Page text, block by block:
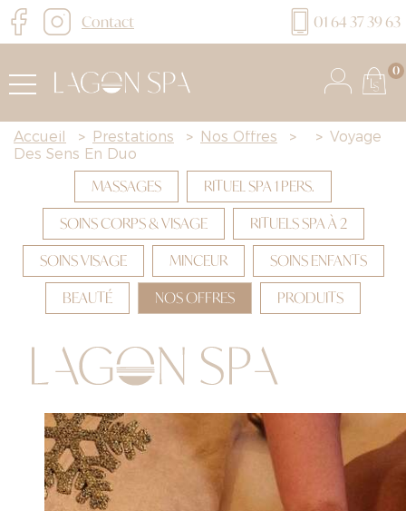
Contact 01 64 37 39 63
0
Accueil > Prestations > Nos Offres > > Voyage
Des Sens En Duo
MASSAGES
RITUEL SPA 1 PERS.
SOINS CORPS & VISAGE
RITUELS SPA À 2
SOINS VISAGE
MINCEUR
SOINS ENFANTS
BEAUTÉ
NOS OFFRES PRODUITS